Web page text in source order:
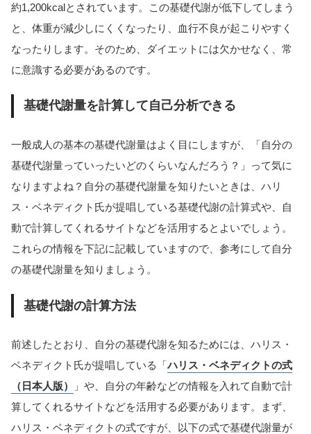
約1,200kcalとされています。この基礎代謝が低下してしまう
と、体重が減少しにくくなったり、血行不良が起こりやすく
なったりします。そのため、ダイエットには欠かせなく、常
に意識する必要があるのです。
基礎代謝量を計算して自己分析できる
一般成人の基本の基礎代謝量はよく目にしますが、「自分の
基礎代謝量っていったいどのくらいなんだろう？」って気に
なりますよね？自分の基礎代謝量を知りたいときは、ハリ
ス・ベネディクト氏が提唱している基礎代謝の計算式や、自
動で計算してくれるサイトなどを活用するとよいでしょう。
これらの情報を下記に記載していますので、参考にして自分
の基礎代謝量を知りましょう。
基礎代謝の計算方法
前述したとおり、自分の基礎代謝を知るためには、ハリス・
ベネディクト氏が提唱している「ハリス・ベネディクトの式
（日本人版）
」や、自分の年齢などの情報を入れて自動で計
算してくれるサイトなどを活用する必要があります。まず、
ハリス・ベネディクトの式ですが、以下の式で基礎代謝量が